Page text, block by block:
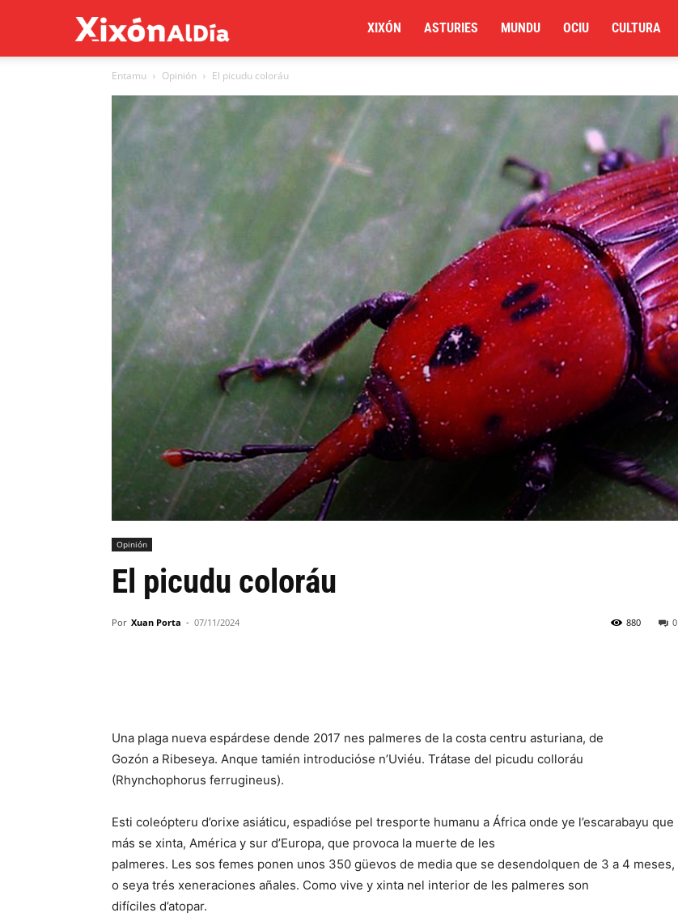
al
XIXÓN ASTURIES MUNDU OCIU CULTURA
Entamu Opinión El picudu coloráu
Opinión
El picudu coloráu
Por Xuan Porta - 07/11/2024 0
880
Una plaga nueva espárdese dende 2017 nes palmeres de la costa centru asturiana, de
Gozón a Ribeseya. Anque tamién introducióse n’Uviéu. Trátase del picudu colloráu
(Rhynchophorus ferrugineus).
Esti coleópteru d’orixe asiáticu, espadióse pel tresporte humanu a África onde ye l’escarabayu que
más se xinta, América y sur d’Europa, que provoca la muerte de les
palmeres. Les sos femes ponen unos 350 güevos de media que se desendolquen de 3 a 4 meses,
o seya trés xeneraciones añales. Como vive y xinta nel interior de les palmeres son
difíciles d’atopar.